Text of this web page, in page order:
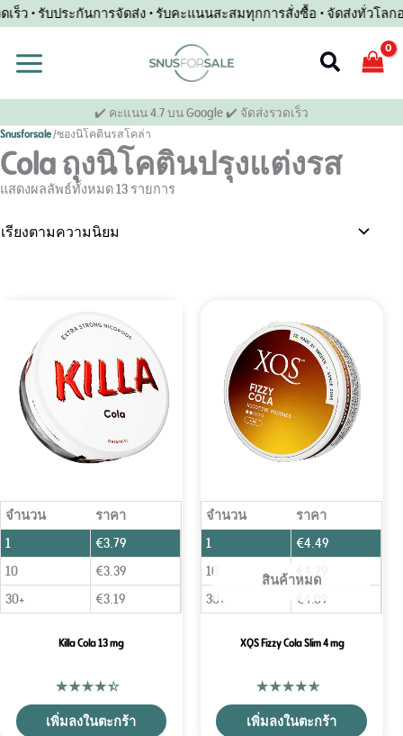
ข้าม
ไป
เนื้อหา
รับประกันการจัดส่ง • รับคะแนนสะสมทุกการสั่งซื้อ • จัดส่งทั่วโลก
ค้นหา
✔️ คะแนน 4.7 บน Google ✔️ จัดส่งรวดเร็ว
Snusforsale/ซองนิโคตินรสโคล่า
Cola ถุงนิโคตินปรุงแต่งรส
แสดงผลลัพธ์ทั้งหมด 13 รายการเรียง
จำนวน
ราคา
1
€3.79
10
€3.39
30+
€3.19
Killa Cola 13 mg
เพิ่มลงในตะกร้า
จำนวน
ราคา
1
€4.49
10
30+
€4.09
สินค้าหมด
XQS Fizzy Cola Slim 4 mg
เพิ่มลงในตะกร้า